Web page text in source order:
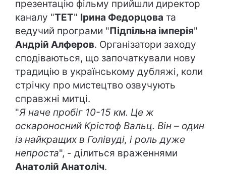
презентацію фільму прийшли директор
каналу "ТЕТ" Ірина Федорцова та
ведучий програми "Підпільна імперія"
Андрій Алферов. Організатори заходу
сподіваються, що започаткували нову
традицію в українському дубляжі, коли
стрічку про мистецтво озвучують
справжні митці.
"Я наче пробіг 10-15 км. Це ж
оскароносний Крістоф Вальц. Він – один
із найкращих в Голівуді, і роль дуже
непроста", - ділиться враженнями
Анатолій Анатоліч.